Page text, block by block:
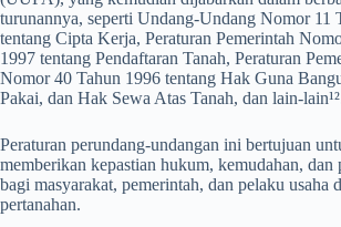
turunannya, seperti Undang-Undang Nomor 11
tentang Cipta Kerja, Peraturan Pemerintah
1997 tentang Pendaftaran Tanah, Peraturan
Nomor 40 Tahun 1996 tentang Hak Guna
Pakai, dan Hak Sewa Atas Tanah, dan lain-
Peraturan perundang-undangan ini bertujuan
memberikan kepastian hukum, kemudahan, dan
bagi masyarakat, pemerintah, dan pelaku usaha
pertanahan.